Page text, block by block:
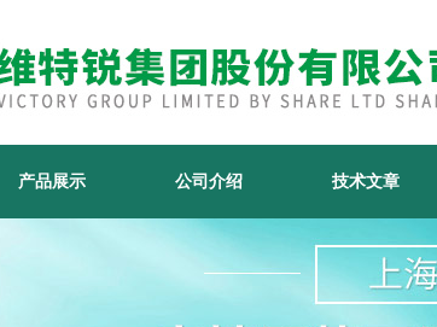
产品展示 公司介绍 技术文章